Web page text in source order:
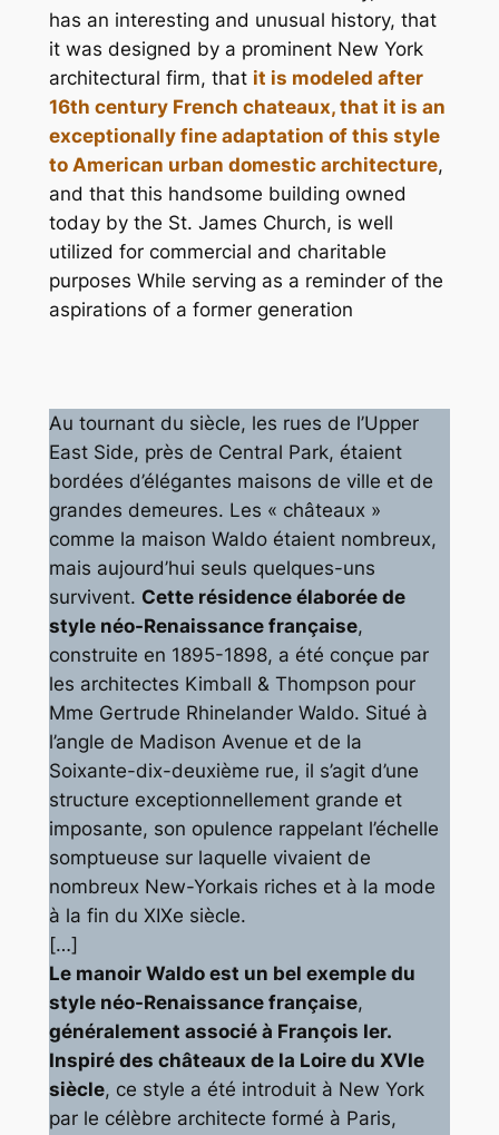
has an interesting and unusual history, that
it was designed by a prominent New York
architectural firm, that it is modeled after
16th century French chateaux, that it is an
exceptionally fine adaptation of this style
to American urban domestic architecture,
and that this handsome building owned
today by the St. James Church, is well
utilized for commercial and charitable
purposes While serving as a reminder of the
aspirations of a former generation
Au tournant du siècle, les rues de l’Upper
East Side, près de Central Park, étaient
bordées d’élégantes maisons de ville et de
grandes demeures. Les « châteaux »
comme la maison Waldo étaient nombreux,
mais aujourd’hui seuls quelques-uns
survivent. Cette résidence élaborée de
style néo-Renaissance française,
construite en 1895-1898, a été conçue par
les architectes Kimball & Thompson pour
Mme Gertrude Rhinelander Waldo. Situé à
l’angle de Madison Avenue et de la
Soixante-dix-deuxième rue, il s’agit d’une
structure exceptionnellement grande et
imposante, son opulence rappelant l’échelle
somptueuse sur laquelle vivaient de
nombreux New-Yorkais riches et à la mode
à la fin du XIXe siècle.
[…]
Le manoir Waldo est un bel exemple du
style néo-Renaissance française,
généralement associé à François Ier.
Inspiré des châteaux de la Loire du XVIe
siècle, ce style a été introduit à New York
par le célèbre architecte formé à Paris,